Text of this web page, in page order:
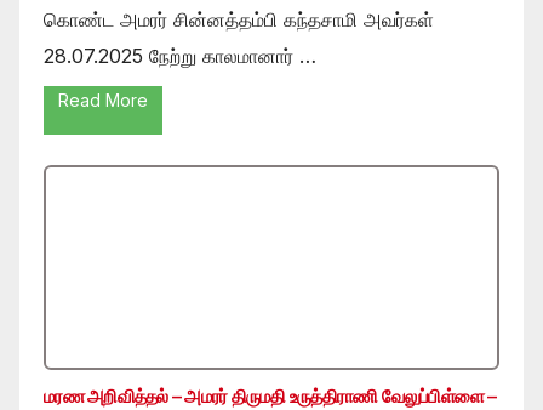
கொண்ட அமரர் சின்னத்தம்பி கந்தசாமி அவர்கள்
28.07.2025 நேற்று காலமானார் …
Read More
மரண அறிவித்தல் – அமரர் திருமதி உருத்திராணி வேலுப்பிள்ளை –